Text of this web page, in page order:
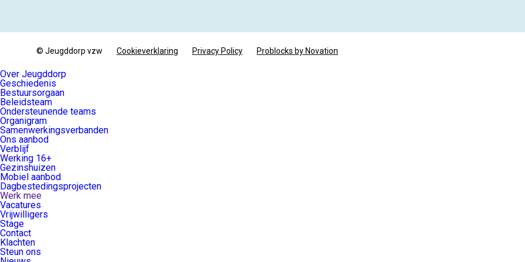
© Jeugddorp vzw Cookieverklaring Privacy Policy Problocks by Novation
Over Jeugddorp
Geschiedenis
Bestuursorgaan
Beleidsteam
Ondersteunende teams
Organigram
Samenwerkingsverbanden
Ons aanbod
Verblijf
Werking 16+
Gezinshuizen
Mobiel aanbod
Dagbestedingsprojecten
Werk mee
Vacatures
Vrijwilligers
Stage
Contact
Klachten
Steun ons